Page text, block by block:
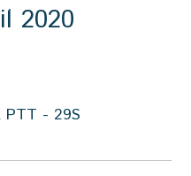
2020
PTT - 29S